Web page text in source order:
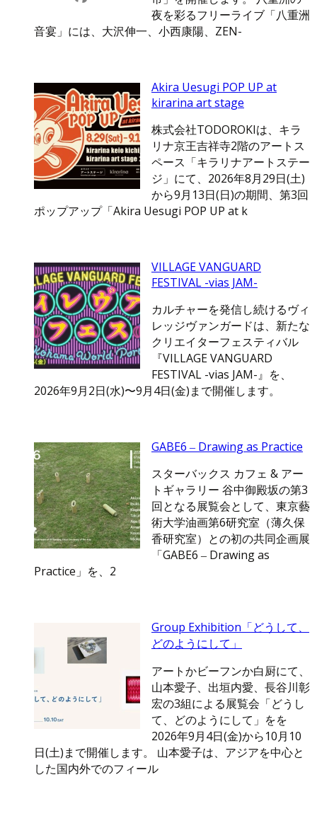
夜を彩るフリーライブ「八重洲
音宴」には、大沢伸一、小西康陽、ZEN-
Akira Uesugi POP UP at
kirarina art stage
株式会社TODOROKIは、キラ
リナ京王吉祥寺2階のアートス
ペース「キラリナアートステー
ジ」にて、2026年8月29日(土)
から9月13日(日)の期間、第3回
ポップアップ「Akira Uesugi POP UP at k
VILLAGE VANGUARD
FESTIVAL -vias JAM-
カルチャーを発信し続けるヴィ
レッジヴァンガードは、新たな
クリエイターフェスティバル
『VILLAGE VANGUARD
FESTIVAL -vias JAM-』を、
2026年9月2日(水)〜9月4日(金)まで開催します。
GABE6 ‒ Drawing as Practice
スターバックス カフェ & アー
トギャラリー 谷中御殿坂の第3
回となる展覧会として、東京藝
術大学油画第6研究室（薄久保
香研究室）との初の共同企画展
「GABE6 ‒ Drawing as
Practice」を、2
Group Exhibition「どうして、
どのようにして」
アートかビーフンか白厨にて、
山本愛子、出垣内愛、長谷川彰
宏の3組による展覧会「どうし
て、どのようにして」をを
2026年9月4日(金)から10月10
日(土)まで開催します。 山本愛子は、アジアを中心と
した国内外でのフィール